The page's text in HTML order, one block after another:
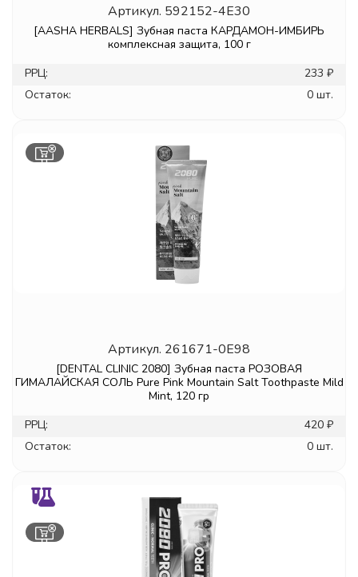
Артикул. 592152-4E30
[AASHA HERBALS] Зубная паста КАРДАМОН-ИМБИРЬ
комплексная защита, 100 г
РРЦ:
233 ₽
Остаток:
0 шт.
Артикул. 261671-0E98
[DENTAL CLINIC 2080] Зубная паста РОЗОВАЯ
ГИМАЛАЙСКАЯ СОЛЬ Pure Pink Mountain Salt Toothpaste Mild
Mint, 120 гр
РРЦ:
420 ₽
Остаток:
0 шт.